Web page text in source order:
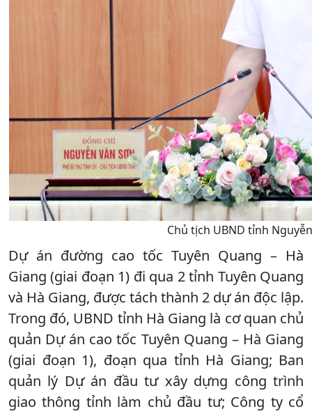
Chủ tịch UBND tỉnh
Dự án đường cao tốc Tuyên Quang – Hà
Giang (giai đoạn 1) đi qua 2 tỉnh Tuyên Quang
và Hà Giang, được tách thành 2 dự án độc lập.
Trong đó, UBND tỉnh Hà Giang là cơ quan chủ
quản Dự án cao tốc Tuyên Quang – Hà Giang
(giai đoạn 1), đoạn qua tỉnh Hà Giang; Ban
quản lý Dự án đầu tư xây dựng công trình
giao thông tỉnh làm chủ đầu tư; Công ty cổ